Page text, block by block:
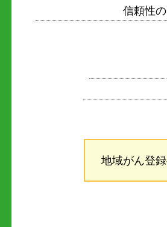
信頼性
地域がん登